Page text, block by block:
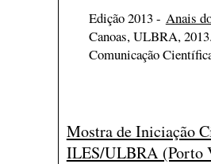
Edição 2013 - Anais
Canoas, ULBRA,
Comunicação
Mostra de Iniciação
ILES/ULBRA (Porto